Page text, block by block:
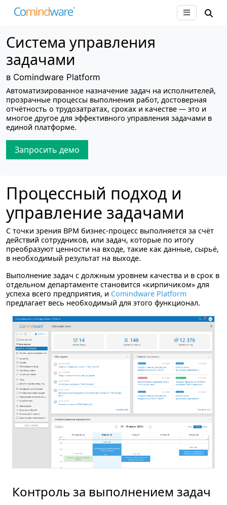
Система управления
задачами
в Comindware Platform
Автоматизированное назначение задач на исполнителей,
прозрачные процессы выполнения работ, достоверная
отчётность о трудозатратах, сроках и качестве — это и
многое другое для эффективного управления задачами в
единой платформе.
Запросить демо
Процессный подход и
управление задачами
С точки зрения BPM бизнес-процесс выполняется за счёт
действий сотрудников, или задач, которые по итогу
преобразуют ценности на входе, такие как данные, сырьё,
в необходимый результат на выходе.
Выполнение задач с должным уровнем качества и в срок в
отдельном департаменте становится «‎кирпичиком»‎ для
успеха всего предприятия, и Comindware Platform
предлагает весь необходимый для этого функционал.
Контроль за выполнением задач